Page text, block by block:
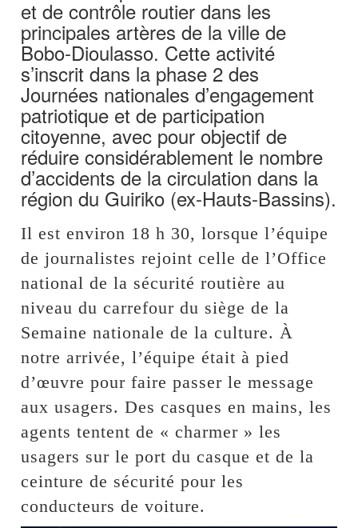
et de contrôle routier dans les
principales artères de la ville de
Bobo-Dioulasso. Cette activité
s’inscrit dans la phase 2 des
Journées nationales d’engagement
patriotique et de participation
citoyenne, avec pour objectif de
réduire considérablement le nombre
d’accidents de la circulation dans la
région du Guiriko (ex-Hauts-Bassins).
Il est environ 18 h 30, lorsque l’équipe
de journalistes rejoint celle de l’Office
national de la sécurité routière au
niveau du carrefour du siège de la
Semaine nationale de la culture. À
notre arrivée, l’équipe était à pied
d’œuvre pour faire passer le message
aux usagers. Des casques en mains, les
agents tentent de « charmer » les
usagers sur le port du casque et de la
ceinture de sécurité pour les
conducteurs de voiture.